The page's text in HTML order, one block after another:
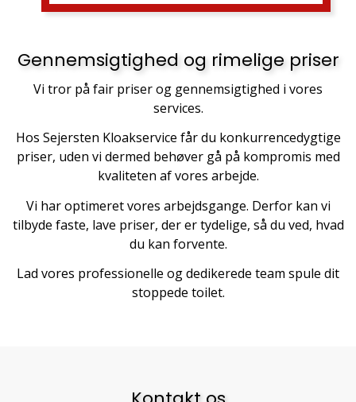
Gennemsigtighed og rimelige priser
Vi tror på fair priser og gennemsigtighed i vores
services.
Hos Sejersten Kloakservice får du konkurrencedygtige
priser, uden vi dermed behøver gå på kompromis med
kvaliteten af vores arbejde.
Vi har optimeret vores arbejdsgange. Derfor kan vi
tilbyde faste, lave priser, der er tydelige, så du ved, hvad
du kan forvente.
Lad vores professionelle og dedikerede team spule dit
stoppede toilet.